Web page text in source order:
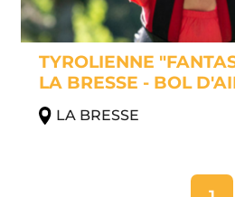
TYROLIENNE
LA BRESSE - BOL
LA BRESSE